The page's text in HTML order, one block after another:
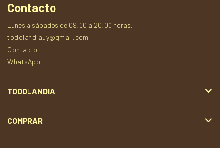
Contacto
Lunes a sábados de 09:00 a 20:00 horas.
todolandiauy@gmail.com
Contacto
WhatsApp
TODOLANDIA
COMPRAR